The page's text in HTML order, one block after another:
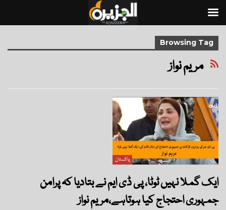
Browsing Tag
مریم نواز
پاکستان
ایک گملا نہیں ٹوٹا، پی ڈی ایم نے بتادیا کہ پرامن
جمہوری احتجاج کیا ہوتاہے،مریم نواز